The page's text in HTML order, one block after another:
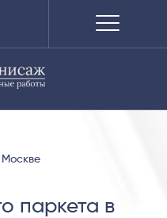
Москве
паркета в